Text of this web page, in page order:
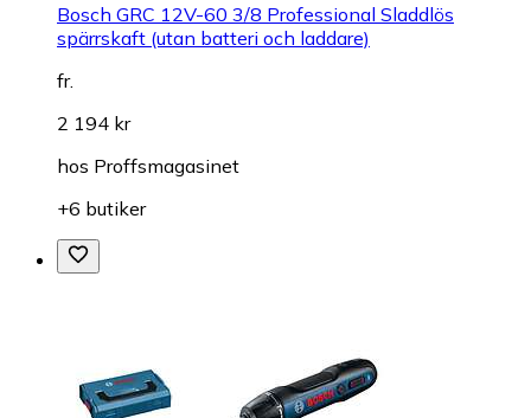
Bosch GRC 12V-60 3/8 Professional Sladdlös
spärrskaft (utan batteri och laddare)
fr.
2 194 kr
hos Proffsmagasinet
+6 butiker